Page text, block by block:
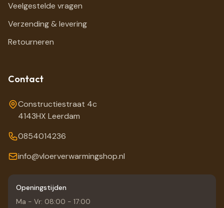
Veelgestelde vragen
Verzending & levering
Retourneren
Contact
Constructiestraat 4c
4143HX Leerdam
0854014236
info@vloerverwarmingshop.nl
Openingstijden
Ma - Vr: 08:00 - 17:00